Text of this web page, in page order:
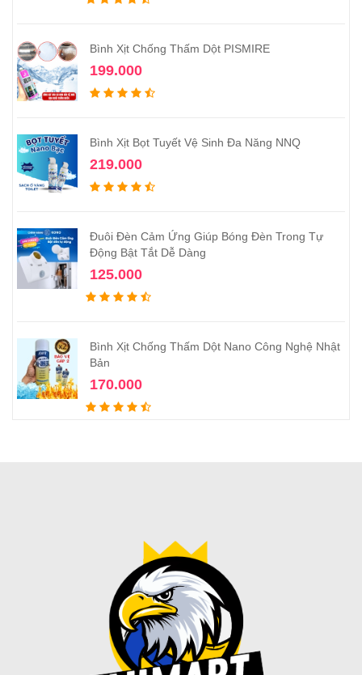
Bình Xịt Chống Thấm Dột PISMIRE
199.000
Bình Xịt Bọt Tuyết Vệ Sinh Đa Năng NNQ
219.000
Đuôi Đèn Cảm Ứng Giúp Bóng Đèn Trong Tự
Động Bật Tắt Dễ Dàng
125.000
Bình Xịt Chống Thấm Dột Nano Công Nghệ Nhật
Bản
170.000